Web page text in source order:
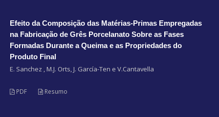
Efeito da Composição das Matérias-Primas Empregadas
na Fabricação de Grês Porcelanato Sobre as Fases
Formadas Durante a Queima e as Propriedades do
Produto Final
E. Sanchez , M.J. Orts, J. García-Ten e V.Cantavella
PDF Resumo